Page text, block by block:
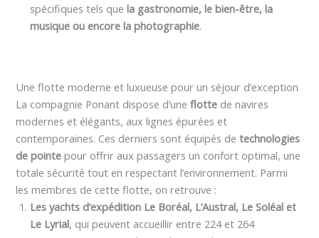
spécifiques tels quela gastronomie, le bien-être, la
musique ou encore la photographie.
Une flotte moderne et luxueuse pour un séjour d’exception
La compagnie Ponant dispose d’uneflotte de navires
modernes et élégants, aux lignes épurées et
contemporaines. Ces derniers sont équipés detechnologies
de pointe pour offrir aux passagers un confort optimal, une
totale sécurité tout en respectant l’environnement. Parmi
les membres de cette flotte, on retrouve :
Les yachts d’expédition Le Boréal, L’Austral, Le Soléal et
Le Lyrial, qui peuvent accueillir entre 224 et 264